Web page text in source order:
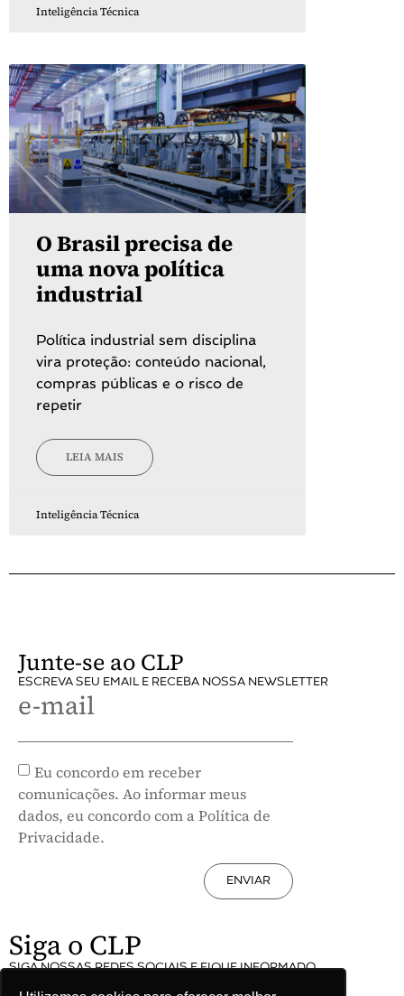
Inteligência Técnica
O Brasil precisa de
uma nova política
industrial
Política industrial sem disciplina
vira proteção: conteúdo nacional,
compras públicas e o risco de
repetir
LEIA MAIS
Inteligência Técnica
Junte-se ao CLP
ESCREVA SEU EMAIL E RECEBA NOSSA NEWSLETTER
e-mail
Eu concordo em receber
comunicações. Ao informar meus
dados, eu concordo com a Política de
Privacidade.
ENVIAR
Siga o CLP
SIGA NOSSAS REDES SOCIAIS E FIQUE INFORMADO